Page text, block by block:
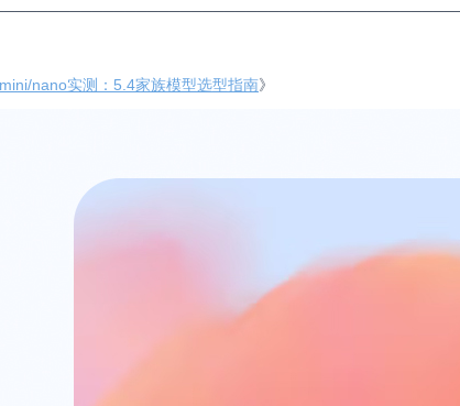
nano实测：5.4家族模型选型指南》